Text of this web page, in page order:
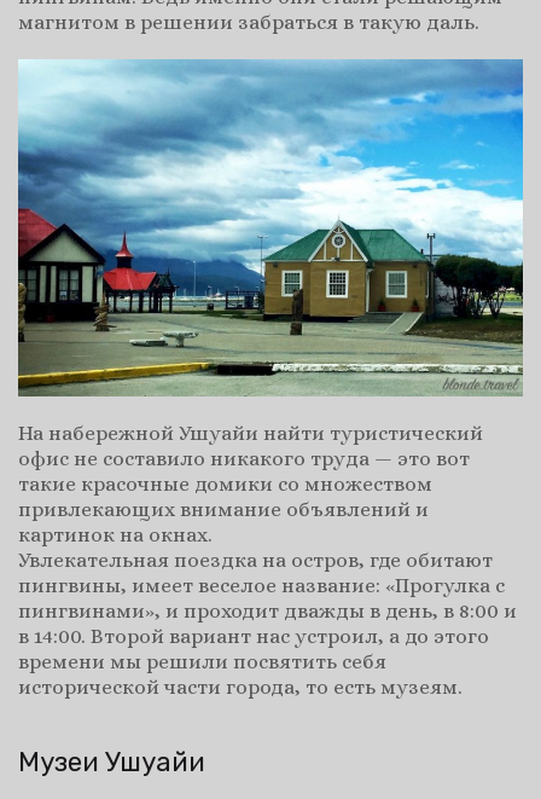
магнитом в решении забраться в такую даль.
На набережной Ушуайи найти туристический
офис не составило никакого труда — это вот
такие красочные домики со множеством
привлекающих внимание объявлений и
картинок на окнах.
Увлекательная поездка на остров, где обитают
пингвины, имеет веселое название: «Прогулка с
пингвинами», и проходит дважды в день, в 8:00 и
в 14:00. Второй вариант нас устроил, а до этого
времени мы решили посвятить себя
исторической части города, то есть музеям.
Музеи Ушуайи